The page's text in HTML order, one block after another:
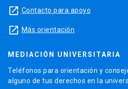
launch Contacto para apoyo
launch Más orientación
MEDIACIÓN UNIVERSITARIA
Teléfonos para orientación y
alguno de tus derechos en la